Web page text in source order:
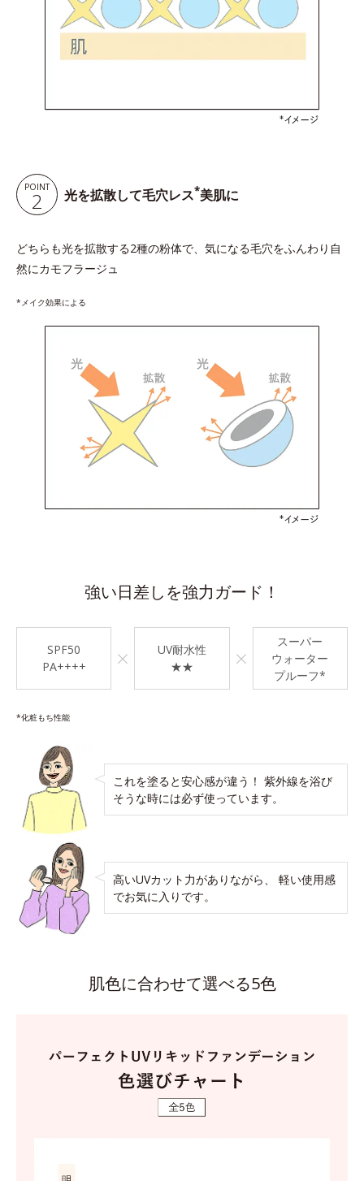
POINT
2 光を拡散して毛穴レス*美肌に
どちらも光を拡散する2種の粉体で、気になる毛穴をふんわり自
然にカモフラージュ
*メイク効果による
強い日差しを強力ガード！
SPF50
PA++++
×
UV耐水性
★★
×
スーパー
ウォーター
プルーフ*
*化粧もち性能
これを塗ると安心感が違う！ 紫外線を浴び
そうな時には必ず使っています。
高いUVカット力がありながら、 軽い使用感
でお気に入りです。
肌色に合わせて選べる5色